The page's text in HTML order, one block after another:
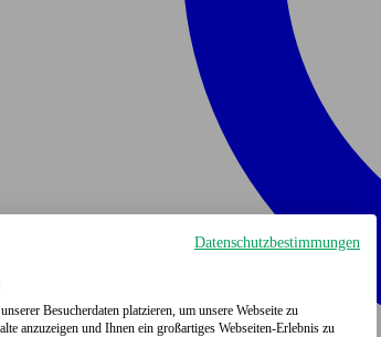
Datenschutzbestimmungen
Besucherdaten platzieren, um unsere Webseite zu
anzuzeigen und Ihnen ein großartiges Webseiten-Erlebnis zu